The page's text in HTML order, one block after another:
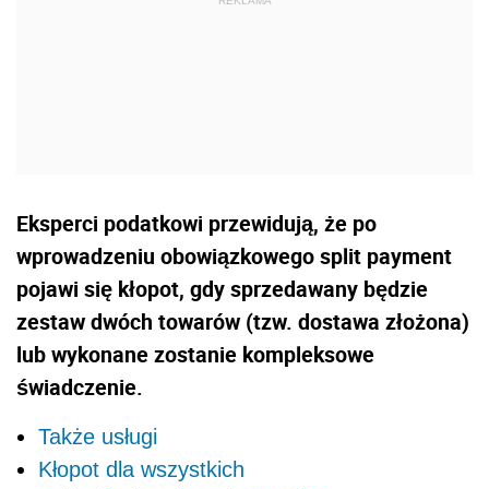
Eksperci podatkowi przewidują, że po
wprowadzeniu obowiązkowego split payment
pojawi się kłopot, gdy sprzedawany będzie
zestaw dwóch towarów (tzw. dostawa złożona)
lub wykonane zostanie kompleksowe
świadczenie.
Także usługi
Kłopot dla wszystkich